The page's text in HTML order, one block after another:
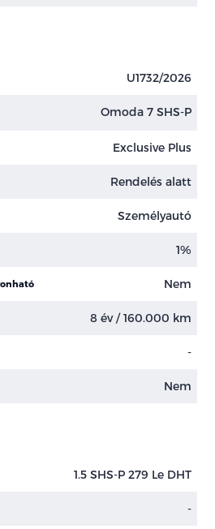
U1732/2026
Omoda 7 SHS-P
Exclusive Plus
Rendelés alatt
Személyautó
1%
Nem
8 év / 160.000 km
-
Nem
1.5 SHS-P 279 Le DHT
-